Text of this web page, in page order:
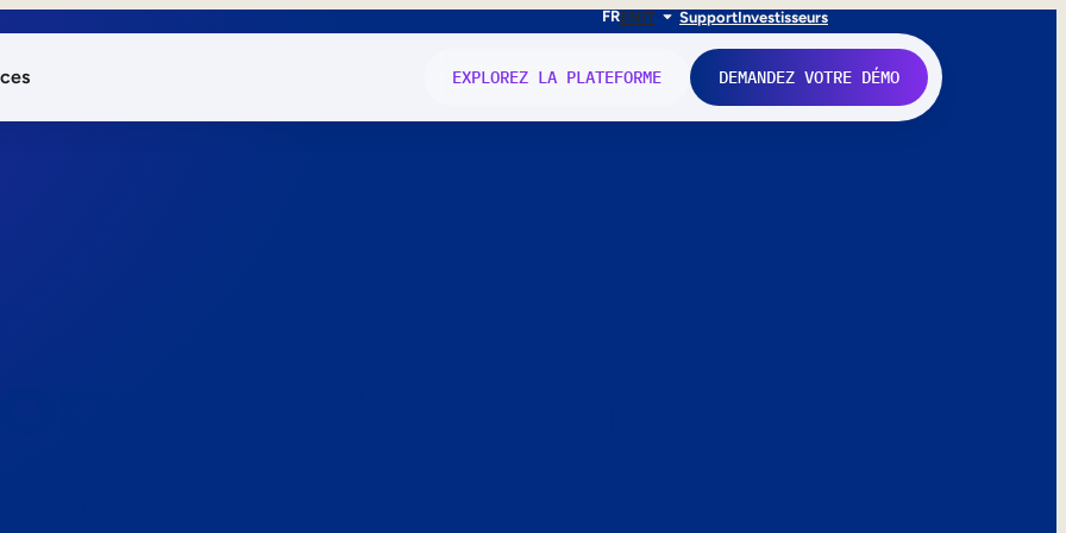
FRENIT SupportInvestisseurs
EXPLOREZ LA PLATEFORME DEMANDEZ VOTRE DÉMO